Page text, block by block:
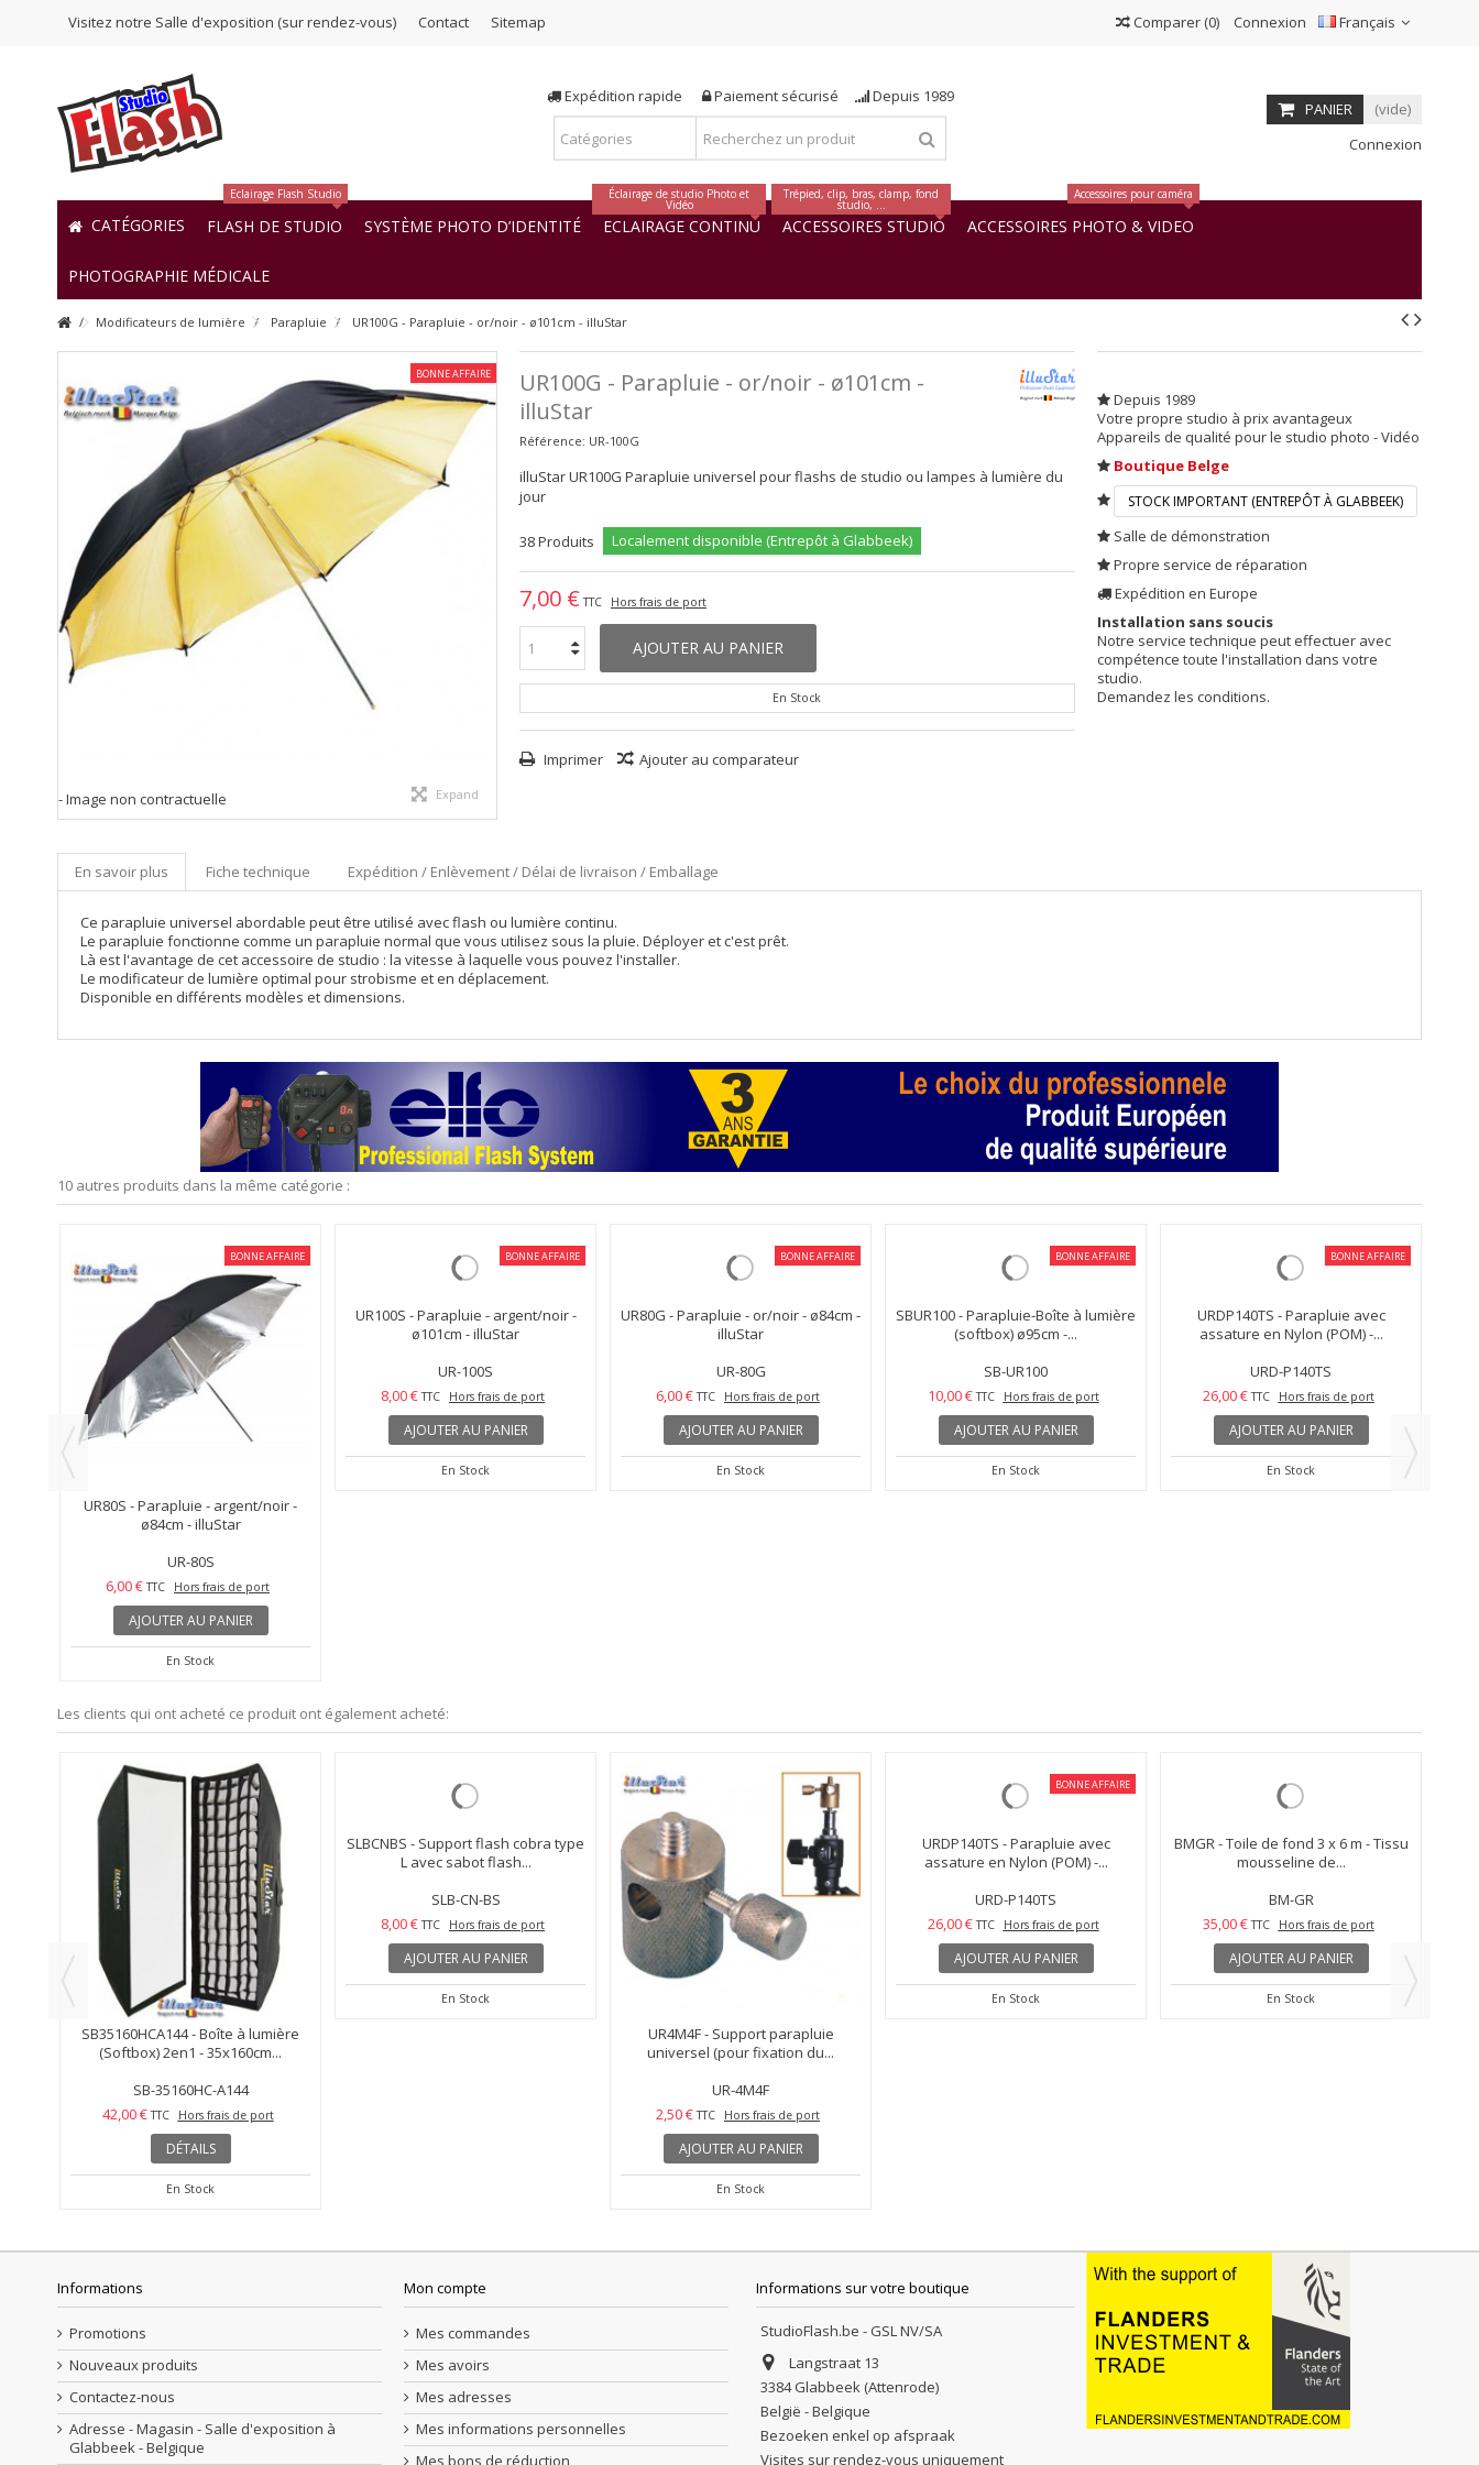
Visitez notre Salle d'exposition (sur rendez-vous) Contact Sitemap Français
Connexion
Comparer (0)
Expédition rapide Paiement sécurisé Depuis 1989
PANIER
(vide)
Connexion
CATÉGORIES FLASH DE STUDIO
Eclairage Flash Studio
SYSTÈME PHOTO D’IDENTITÉ ECLAIRAGE CONTINU
Éclairage de studio Photo et
Vidéo
ACCESSOIRES STUDIO
Trépied, clip, bras, clamp, fond
studio, ...
ACCESSOIRES PHOTO & VIDEO
Accessoires pour caméra
PHOTOGRAPHIE MÉDICALE
Modificateurs de lumière Parapluie UR100G - Parapluie - or/noir - ø101cm - illuStar
BONNE AFFAIRE
Expand
- Image non contractuelle
UR100G - Parapluie - or/noir - ø101cm -
illuStar
Référence: UR-100G
illuStar UR100G Parapluie universel pour flashs de studio ou lampes à lumière du
jour
38Produits Localement disponible (Entrepôt à Glabbeek)
7,00 € TTC Hors frais de port
AJOUTER AU PANIER
En Stock
Imprimer Ajouter au comparateur
Depuis 1989
Votre propre studio à prix avantageux
Appareils de qualité pour le studio photo - Vidéo
Boutique Belge
STOCK IMPORTANT (ENTREPÔT À GLABBEEK)
Salle de démonstration
Propre service de réparation
Expédition en Europe
Installation sans soucis
Notre service technique peut effectuer avec
compétence toute l'installation dans votre
studio.
Demandez les conditions.
En savoir plus Fiche technique Expédition / Enlèvement / Délai de livraison / Emballage
Ce parapluie universel abordable peut être utilisé avec flash ou lumière continu.
Le parapluie fonctionne comme un parapluie normal que vous utilisez sous la pluie. Déployer et c'est prêt.
Là est l'avantage de cet accessoire de studio : la vitesse à laquelle vous pouvez l'installer.
Le modificateur de lumière optimal pour strobisme et en déplacement.
Disponible en différents modèles et dimensions.
10 autres produits dans la même catégorie :
BONNE AFFAIRE
UR80S - Parapluie - argent/noir -
ø84cm - illuStar
UR-80S
6,00 € TTC Hors frais de port
AJOUTER AU PANIER
En Stock
BONNE AFFAIRE BONNE AFFAIRE BONNE AFFAIRE BONNE AFFAIRE
URDP140TS - Parapluie avec
assature en Nylon (POM) -...
URD-P140TS
26,00 € TTC Hors frais de port
AJOUTER AU PANIER
En Stock
Les clients qui ont acheté ce produit ont également acheté:
SB35160HCA144 - Boîte à lumière
(Softbox) 2en1 - 35x160cm...
SB-35160HC-A144
42,00 € TTC Hors frais de port
DÉTAILS
En Stock
UR4M4F - Support parapluie
universel (pour fixation du...
UR-4M4F
2,50 € TTC Hors frais de port
AJOUTER AU PANIER
En Stock
BONNE AFFAIRE
URDP140TS - Parapluie avec
assature en Nylon (POM) -...
URD-P140TS
26,00 € TTC Hors frais de port
AJOUTER AU PANIER
En Stock
Informations
Promotions
Nouveaux produits
Contactez-nous
Adresse - Magasin - Salle d'exposition à
Glabbeek - Belgique
Mon compte
Mes commandes
Mes avoirs
Mes adresses
Mes informations personnelles
Mes bons de réduction
Informations sur votre boutique
StudioFlash.be - GSL NV/SA
Langstraat 13
3384 Glabbeek (Attenrode)
België - Belgique
Bezoeken enkel op afspraak
Visites sur rendez-vous uniquement